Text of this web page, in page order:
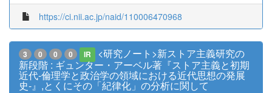
https://ci.nii.ac.jp/naid/110006470968
3 0 0 0 IR
<研究ノート>新ストア主義研究の
新段階 : ギュンター・アーベル著『ストア主義と初期
近代-倫理学と政治学の領域における近代思想の発展
史-』,とくにその「紀律化」の分析に関して